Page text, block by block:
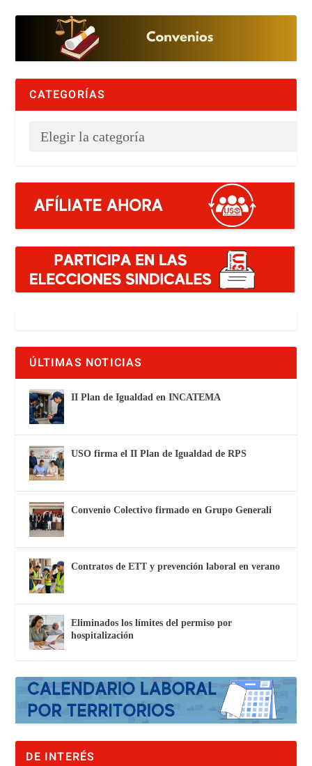
CATEGORÍAS
ÚLTIMAS NOTICIAS
II Plan de Igualdad en INCATEMA
USO firma el II Plan de Igualdad de RPS
Convenio Colectivo firmado en Grupo Generali
Contratos de ETT y prevención laboral en verano
Eliminados los límites del permiso por
hospitalización
DE INTERÉS